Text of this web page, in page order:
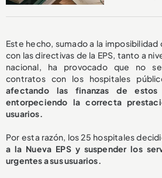
Este hecho, sumado a la
con las directivas de la EPS, tanto a
nacional, ha provocado que no
contratos con los hospitales
afectando las finanzas de estos
entorpeciendo la correcta
usuarios.
Por esta razón, los 25 hospitales
a la Nueva EPS y suspender los
urgentes a sus usuarios.